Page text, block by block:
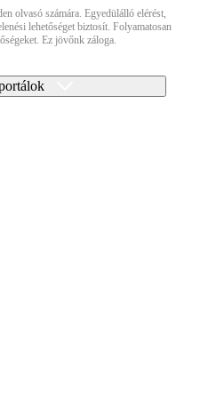
olvasó számára. Egyedülálló elérést,
lehetőséget biztosít. Folyamatosan
Ez jövőnk záloga.